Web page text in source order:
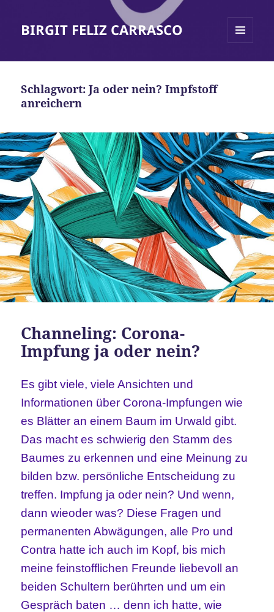
BIRGIT FELIZ CARRASCO
Schlagwort:Ja oder nein? Impfstoff
anreichern
Channeling: Corona-
Impfung ja oder nein?
Es gibt viele, viele Ansichten und
Informationen über Corona-Impfungen wie
es Blätter an einem Baum im Urwald gibt.
Das macht es schwierig den Stamm des
Baumes zu erkennen und eine Meinung zu
bilden bzw. persönliche Entscheidung zu
treffen. Impfung ja oder nein? Und wenn,
dann wieoder was? Diese Fragen und
permanenten Abwägungen, alle Pro und
Contra hatte ich auch im Kopf, bis mich
meine feinstofflichen Freunde liebevoll an
beiden Schultern berührten und um ein
Gespräch baten … denn ich hatte, wie